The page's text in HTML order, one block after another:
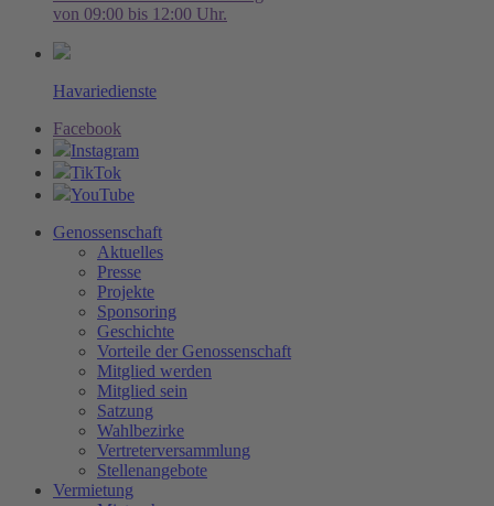
von 09:00 bis 12:00 Uhr.
Havariedienste
Facebook
Instagram
TikTok
YouTube
Genossenschaft
Aktuelles
Presse
Projekte
Sponsoring
Geschichte
Vorteile der Genossenschaft
Mitglied werden
Mitglied sein
Satzung
Wahlbezirke
Vertreterversammlung
Stellenangebote
Vermietung